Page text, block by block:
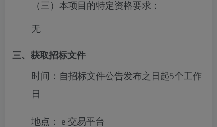
（三）本项目的特定资格要求：
无
三、获取招标文件
时间： 自招标文件公告发布之日起5个工作
日
地点：
e 交易平台